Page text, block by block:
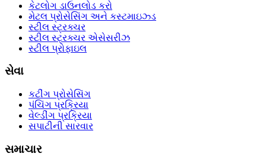
કેટલોગ ડાઉનલોડ કરો
મેટલ પ્રોસેસિંગ અને કસ્ટમાઇઝ્ડ
સ્ટીલ સ્ટ્રક્ચર
સ્ટીલ સ્ટ્રક્ચર એસેસરીઝ
સ્ટીલ પ્રોફાઇલ
સેવા
કટીંગ પ્રોસેસિંગ
પંચિંગ પ્રક્રિયા
વેલ્ડીંગ પ્રક્રિયા
સપાટીની સારવાર
સમાચાર